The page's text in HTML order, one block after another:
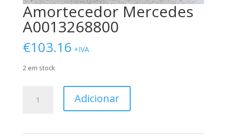
Amortecedor Mercedes
A0013268800
€103.16 +IVA
2 em stock
Amortecedor
Adicionar